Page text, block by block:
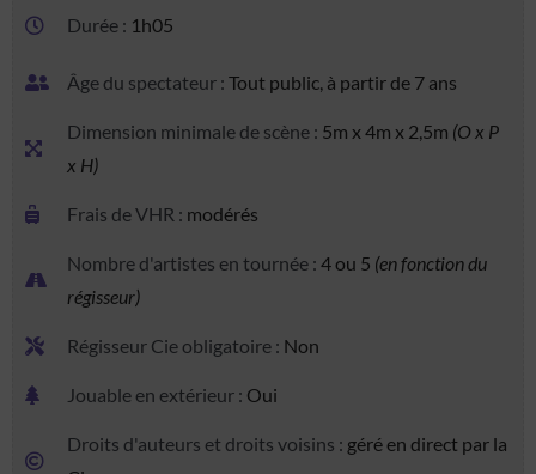
Durée : 1h05
Âge du spectateur : Tout public, à partir de 7 ans
Dimension minimale de scène : 5m x 4m x 2,5m (O x P
x H)
Frais de VHR : modérés
Nombre d'artistes en tournée : 4 ou 5 (en fonction du
régisseur)
Régisseur Cie obligatoire : Non
Jouable en extérieur : Oui
Droits d'auteurs et droits voisins : géré en direct par la